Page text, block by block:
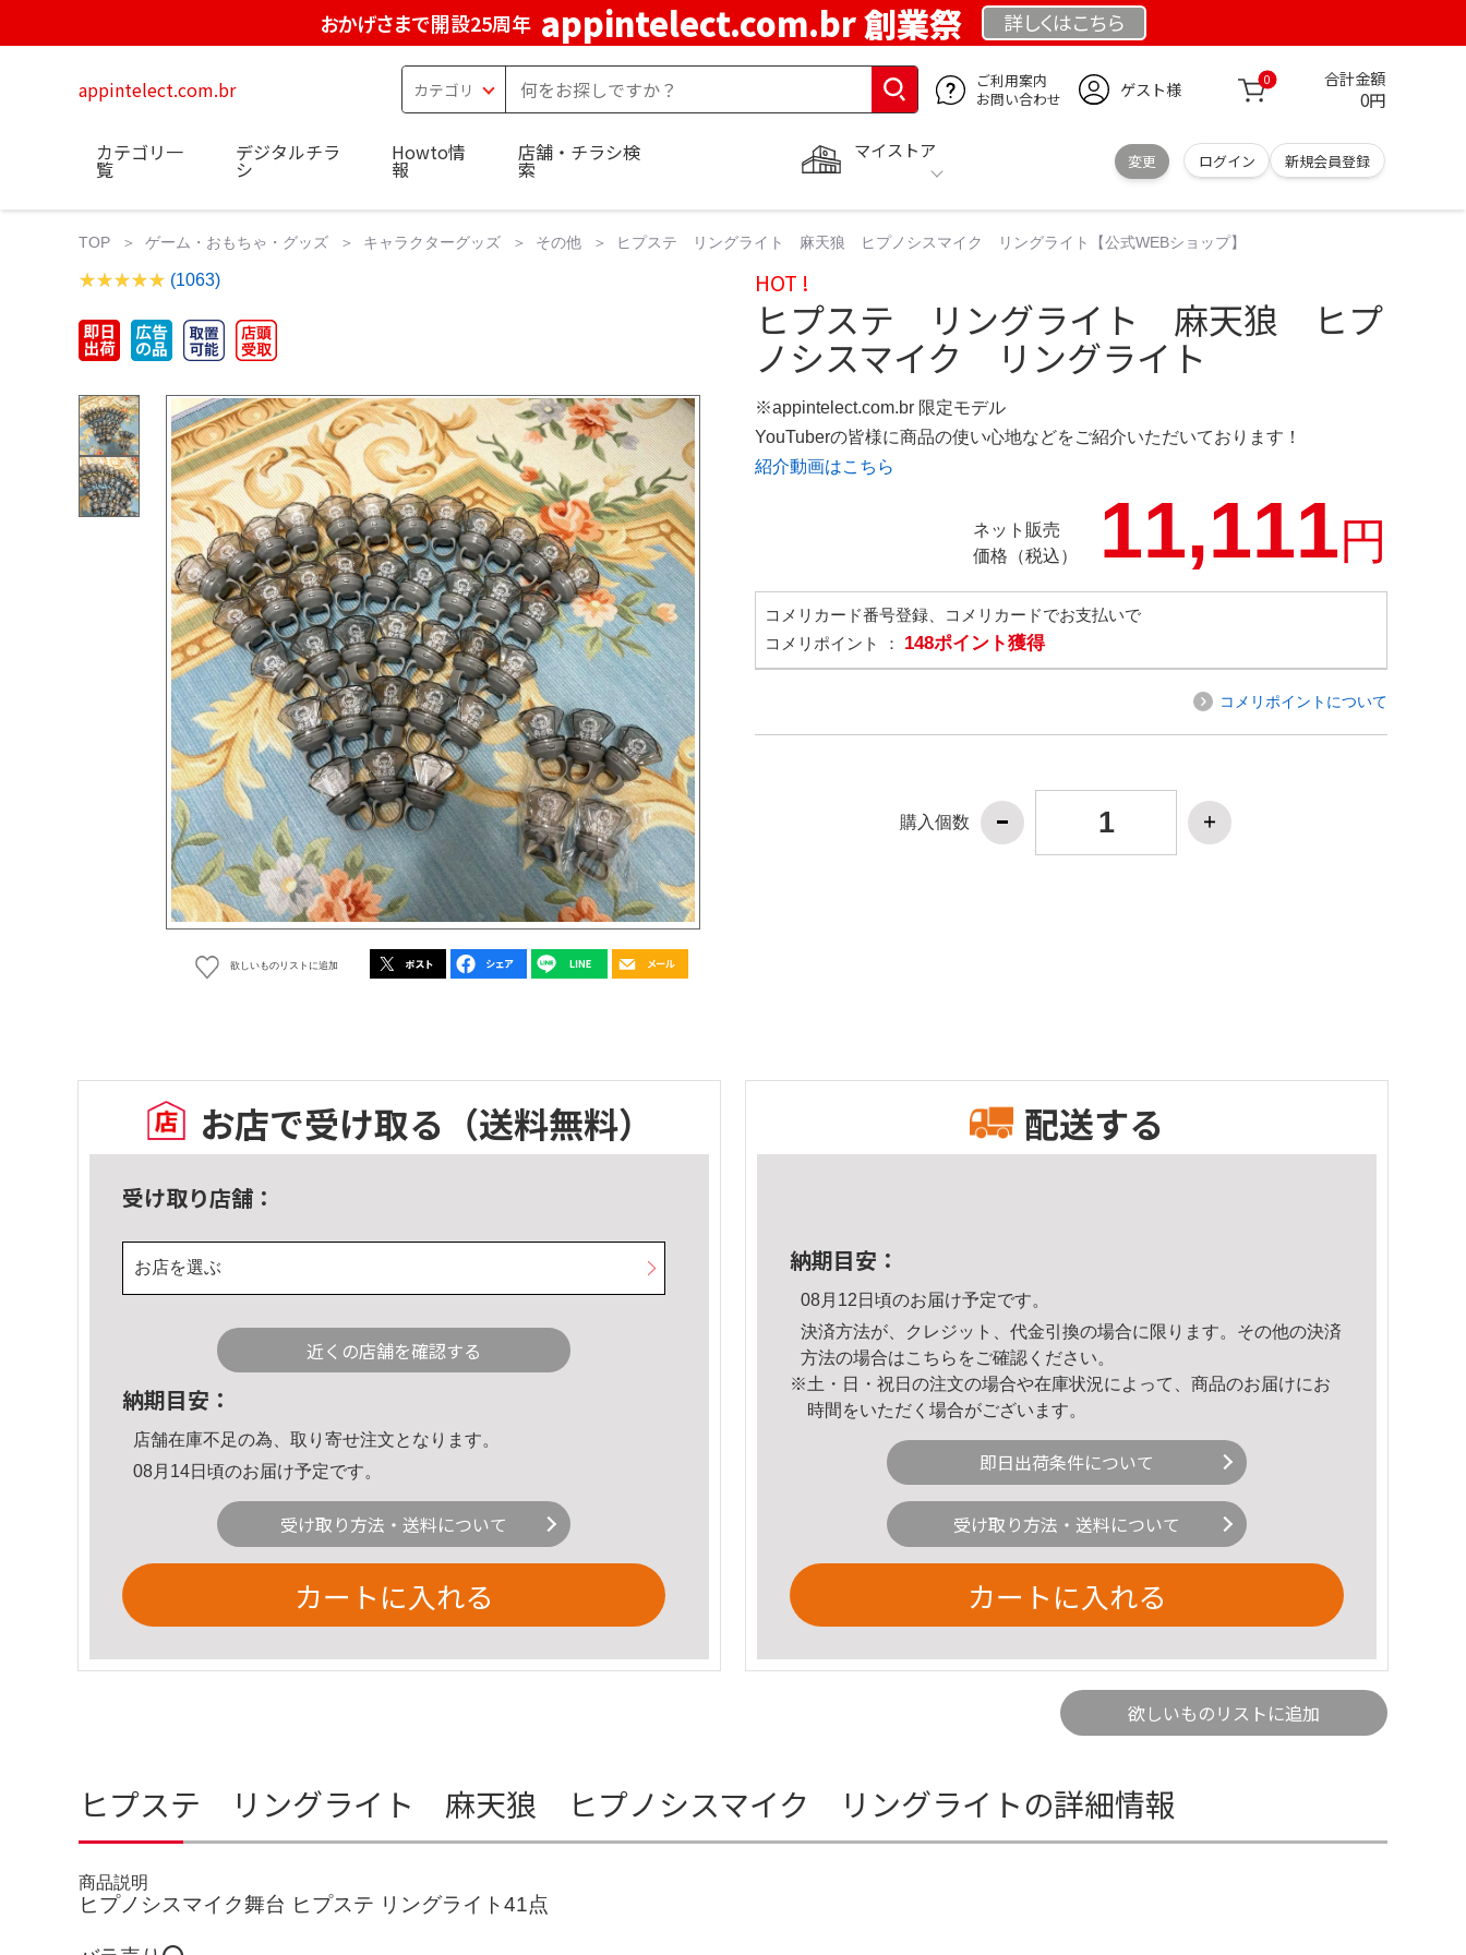
おかげさまで開設25周年 appintelect.com.br 創業祭 詳しくはこちら
appintelect.com.br
ご利用案内
お問い合わせ
ゲスト様 0 合計金額
0円
マイストア
変更 ログイン 新規会員登録
カテゴリ一
覧
デジタルチラ
シ
Howto情
報
店舗・チラシ検
索
TOP ゲーム・おもちゃ・グッズ キャラクターグッズ その他 ヒプステ リングライト 麻天狼 ヒプノシスマイク リングライト【公式WEBショップ】
(1063)
欲しいものリストに追加
HOT !
ヒプステ リングライト 麻天狼 ヒプ
ノシスマイク リングライト
※appintelect.com.br 限定モデル
YouTuberの皆様に商品の使い心地などをご紹介いただいております！
紹介動画はこちら
ネット販売
価格（税込）
11,111円
コメリカード番号登録、コメリカードでお支払いで
コメリポイント ： 148ポイント獲得
コメリポイントについて
購入個数
お店で受け取る （送料無料）
受け取り店舗：
お店を選ぶ
近くの店舗を確認する
納期目安：
店舗在庫不足の為、取り寄せ注文となります。
08月14日頃のお届け予定です。
受け取り方法・送料について
カートに入れる
配送する
納期目安：
08月12日頃のお届け予定です。
決済方法が、クレジット、代金引換の場合に限ります。その他の決済
方法の場合はこちら をご確認ください。
※土・日・祝日の注文の場合や在庫状況によって、商品のお届けにお
時間をいただく場合がございます。
即日出荷条件について
受け取り方法・送料について
カートに入れる
欲しいものリストに追加
ヒプステ リングライト 麻天狼 ヒプノシスマイク リングライトの詳細情報
商品説明
ヒプノシスマイク舞台 ヒプステ リングライト41点